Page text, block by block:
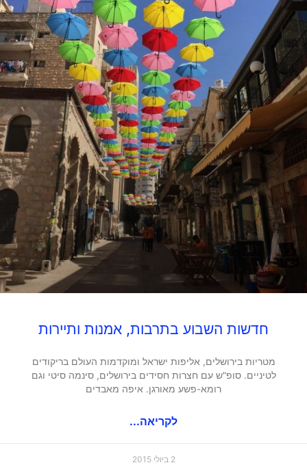
חדשות השבוע בתרבות, אמנות ותיירות
מטריות בירושלים, אליפות ישראל ומוקדמות העולם בריקודים
לטיניים. סופ"ש עם חצרות חסידים בירושלים, סינמה סיטי וגם
רומא-פשע מאורגן. איפה מאבדים
לקריאה...
2 ביולי 2015